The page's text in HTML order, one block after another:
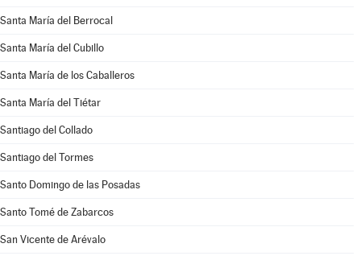
Santa María del Berrocal
Santa María del Cubillo
Santa María de los Caballeros
Santa María del Tiétar
Santiago del Collado
Santiago del Tormes
Santo Domingo de las Posadas
Santo Tomé de Zabarcos
San Vicente de Arévalo